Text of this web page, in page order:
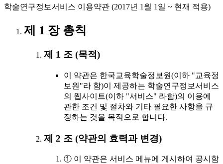
학술연구정보서비스 이용약관 (2017년 1월 1일 ~ 현재 적용)
제 1 장 총칙
제 1 조 (목적)
이 약관은 한국교육학술정보원(이하 "교육정
보원"라 함)이 제공하는 학술연구정보서비스
의 웹사이트(이하 "서비스" 라함)의 이용에
관한 조건 및 절차와 기타 필요한 사항을 규
정하는 것을 목적으로 합니다.
제 2 조 (약관의 효력과 변경)
① 이 약관은 서비스 메뉴에 게시하여 공시함